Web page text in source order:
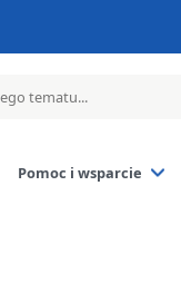
Pomoc i wsparcie